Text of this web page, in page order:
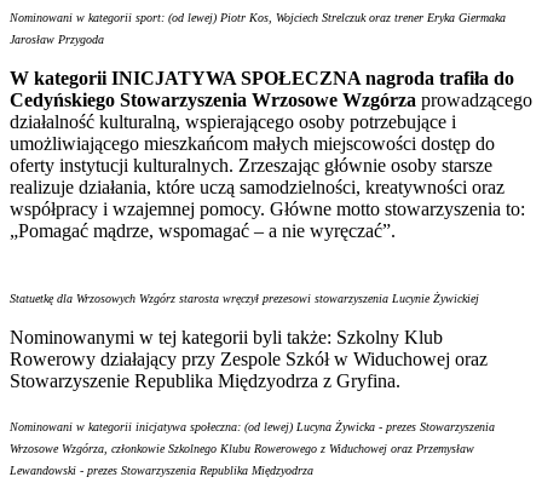
Nominowani w kategorii sport: (od lewej) Piotr Kos, Wojciech Strelczuk oraz trener Eryka Giermaka
Jarosław Przygoda
W kategorii INICJATYWA SPOŁECZNA nagroda trafiła do
Cedyńskiego Stowarzyszenia Wrzosowe Wzgórza prowadzącego
działalność kulturalną, wspierającego osoby potrzebujące i
umożliwiającego mieszkańcom małych miejscowości dostęp do
oferty instytucji kulturalnych. Zrzeszając głównie osoby starsze
realizuje działania, które uczą samodzielności, kreatywności oraz
współpracy i wzajemnej pomocy. Główne motto stowarzyszenia to:
„Pomagać mądrze, wspomagać – a nie wyręczać”.
Statuetkę dla Wrzosowych Wzgórz starosta wręczył prezesowi stowarzyszenia Lucynie Żywickiej
Nominowanymi w tej kategorii byli także: Szkolny Klub
Rowerowy działający przy Zespole Szkół w Widuchowej oraz
Stowarzyszenie Republika Międzyodrza z Gryfina.
Nominowani w kategorii inicjatywa społeczna: (od lewej) Lucyna Żywicka - prezes Stowarzyszenia
Wrzosowe Wzgórza, członkowie Szkolnego Klubu Rowerowego z Widuchowej oraz Przemysław
Lewandowski - prezes Stowarzyszenia Republika Międzyodrza